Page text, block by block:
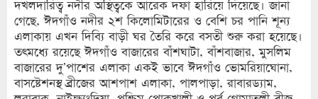
দখলদারিত্ব নদীর অস্থিত্বকে আরেক দফা হারিয়ে দিয়েছে। জানা
গেছে, ঈদগাঁও নদীর ২শ কিলোমিটারের ও বেশি চর পানি শূন্য
এলাকায় এখন দিব্যি বাড়ী ঘর তৈরি করে বসতী শুরু করা হয়েছে।
তৎমধ্যে রয়েছে ঈদগাঁও বাজারের বাঁশঘাটা, বাঁশবাজার, মুসলিম
বাজারের দু’পাশের এলাকা একই ভাবে ঈদগাঁও ভোমরিয়াঘোনা,
বাসষ্টেশনস্থ ব্রীজের আশপাশ এলাকা, পালপাড়া, রাবারড্যাম,